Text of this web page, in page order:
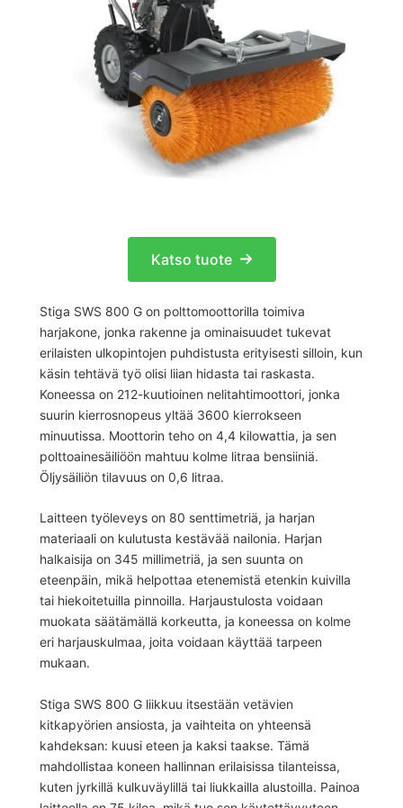
Katso tuote
Stiga SWS 800 G on polttomoottorilla toimiva
harjakone, jonka rakenne ja ominaisuudet tukevat
erilaisten ulkopintojen puhdistusta erityisesti silloin, kun
käsin tehtävä työ olisi liian hidasta tai raskasta.
Koneessa on 212-kuutioinen nelitahtimoottori, jonka
suurin kierrosnopeus yltää 3600 kierrokseen
minuutissa. Moottorin teho on 4,4 kilowattia, ja sen
polttoainesäiliöön mahtuu kolme litraa bensiiniä.
Öljysäiliön tilavuus on 0,6 litraa.
Laitteen työleveys on 80 senttimetriä, ja harjan
materiaali on kulutusta kestävää nailonia. Harjan
halkaisija on 345 millimetriä, ja sen suunta on
eteenpäin, mikä helpottaa etenemistä etenkin kuivilla
tai hiekoitetuilla pinnoilla. Harjaustulosta voidaan
muokata säätämällä korkeutta, ja koneessa on kolme
eri harjauskulmaa, joita voidaan käyttää tarpeen
mukaan.
Stiga SWS 800 G liikkuu itsestään vetävien
kitkapyörien ansiosta, ja vaihteita on yhteensä
kahdeksan: kuusi eteen ja kaksi taakse. Tämä
mahdollistaa koneen hallinnan erilaisissa tilanteissa,
kuten jyrkillä kulkuväylillä tai liukkailla alustoilla. Painoa